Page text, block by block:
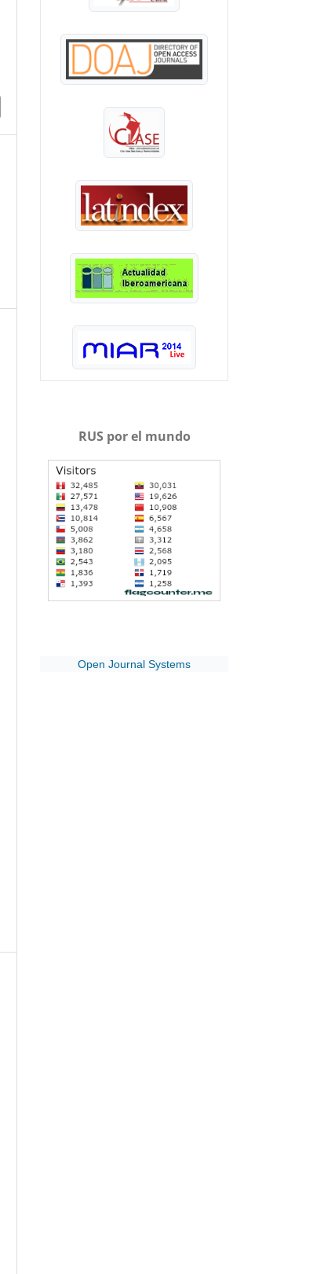
RUS por el mundo
Open Journal Systems